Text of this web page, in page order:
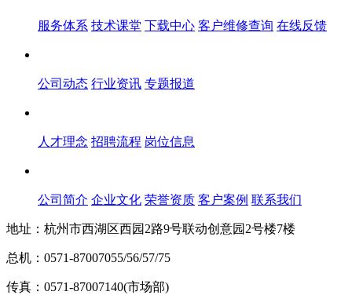
服务体系 技术课堂 下载中心 客户维修查询 在线反馈
公司动态 行业资讯 专题报道
人才理念 招聘流程 岗位信息
公司简介 企业文化 荣誉资质 客户案例 联系我们
地址：杭州市西湖区西园2路9号联动创意园2号楼7楼
总机：0571-87007055/56/57/75
传真：0571-87007140(市场部)